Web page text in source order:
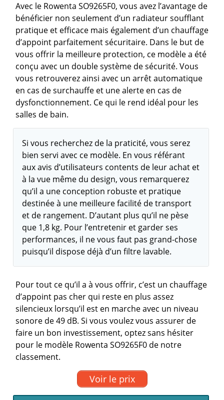
Avec le Rowenta SO9265F0, vous avez l’avantage de
bénéficier non seulement d’un radiateur soufflant
pratique et efficace mais également d’un chauffage
d’appoint parfaitement sécuritaire. Dans le but de
vous offrir la meilleure protection, ce modèle a été
conçu avec un double système de sécurité. Vous
vous retrouverez ainsi avec un arrêt automatique
en cas de surchauffe et une alerte en cas de
dysfonctionnement. Ce qui le rend idéal pour les
salles de bain.
Si vous recherchez de la praticité, vous serez
bien servi avec ce modèle. En vous référant
aux avis d’utilisateurs contents de leur achat et
à la vue même du design, vous remarquerez
qu’il a une conception robuste et pratique
destinée à une meilleure facilité de transport
et de rangement. D’autant plus qu’il ne pèse
que 1,8 kg. Pour l’entretenir et garder ses
performances, il ne vous faut pas grand-chose
puisqu’il dispose déjà d’un filtre lavable.
Pour tout ce qu’il a à vous offrir, c’est un chauffage
d’appoint pas cher qui reste en plus assez
silencieux lorsqu’il est en marche avec un niveau
sonore de 49 dB. Si vous voulez vous assurer de
faire un bon investissement, optez sans hésiter
pour le modèle Rowenta SO9265F0 de notre
classement.
Voir le prix